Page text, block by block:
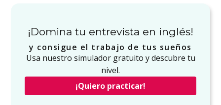
¡Domina tu entrevista en inglés!
y consigue el trabajo de tus sueños
Usa nuestro simulador gratuito y descubre tu
nivel.
¡Quiero practicar!